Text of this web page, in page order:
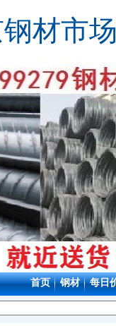
材市
首页 钢材 每日